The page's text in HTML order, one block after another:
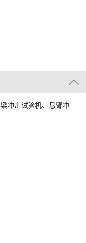
冲击试验机、悬臂冲